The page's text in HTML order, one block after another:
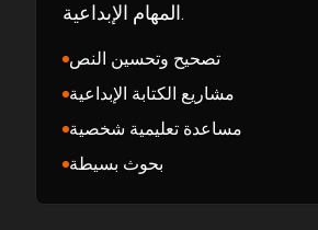
المهام الإبداعية.
تصحيح وتحسين النص
مشاريع الكتابة الإبداعية
مساعدة تعليمية شخصية
بحوث بسيطة